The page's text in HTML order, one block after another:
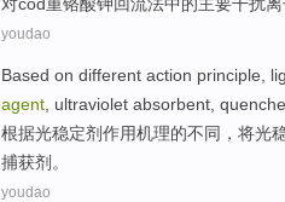
youdao
Based on different action principle
agent , ultraviolet absorbent
根据光稳定剂作用机理的不同 ，将光
捕获剂。
youdao